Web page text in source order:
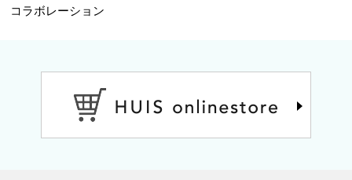
コラボレーション